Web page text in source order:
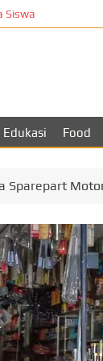
Edukasi Food
Sparepart